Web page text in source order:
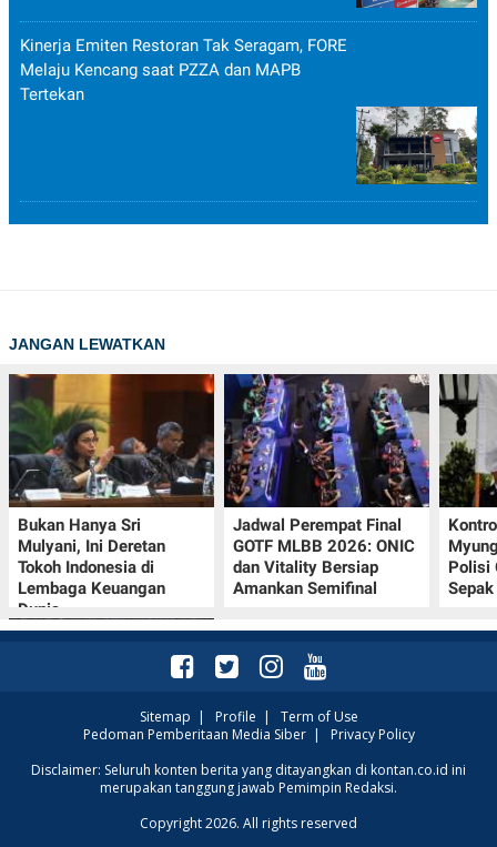
Kinerja Emiten Restoran Tak Seragam, FORE
Melaju Kencang saat PZZA dan MAPB
Tertekan
JANGAN LEWATKAN
Bukan Hanya Sri
Mulyani, Ini Deretan
Tokoh Indonesia di
Lembaga Keuangan
Dunia
Jadwal Perempat Final
GOTF MLBB 2026: ONIC
dan Vitality Bersiap
Amankan Semifinal
Polisi
Klasemen Grup A Piala
AFF 2026: Ini Skenario
Sitemap | Profile | Term of Use
Pedoman Pemberitaan Media Siber| Privacy Policy
Disclaimer: Seluruh konten berita yang ditayangkan di kontan.co.id ini
merupakan tanggung jawab Pemimpin Redaksi.
Copyright 2026. All rights reserved